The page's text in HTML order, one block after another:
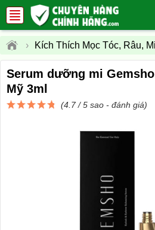
› Kích Thích Mọc Tóc, Râu,
Serum dưỡng mi
Mỹ 3ml
(4.7 / 5 sao - đánh giá)